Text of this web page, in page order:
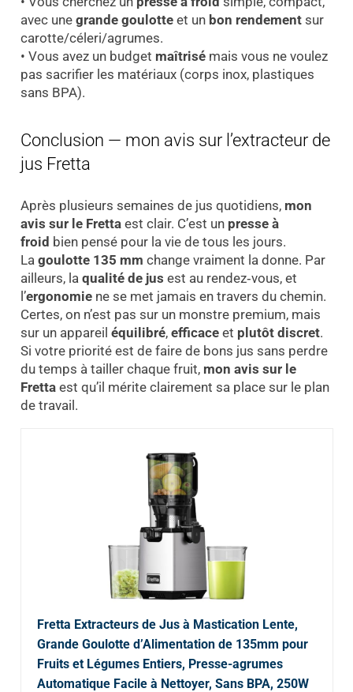
avec une grande goulotteet un bon rendementsur
carotte/céleri/agrumes.
• Vous avez un budget maîtrisémais vous ne voulez
pas sacrifier les matériaux (corps inox, plastiques
sans BPA).
Conclusion — mon avis sur l’extracteur de
jus Fretta
Après plusieurs semaines de jus quotidiens, mon
avis sur le Frettaest clair. C’est un presse à
froid bien pensé pour la vie de tous les jours.
La goulotte 135 mm change vraiment la donne. Par
ailleurs, la qualité de jus est au rendez‑vous, et
l’ergonomiene se met jamais en travers du chemin.
Certes, on n’est pas sur un monstre premium, mais
sur un appareil équilibré, efficaceet plutôt discret.
Si votre priorité est de faire de bons jus sans perdre
du temps à tailler chaque fruit, mon avis sur le
Frettaest qu’il mérite clairement sa place sur le plan
de travail.
Fretta Extracteurs de Jus à Mastication Lente,
Grande Goulotte d’Alimentation de 135mm pour
Fruits et Légumes Entiers, Presse-agrumes
Automatique Facile à Nettoyer, Sans BPA, 250W